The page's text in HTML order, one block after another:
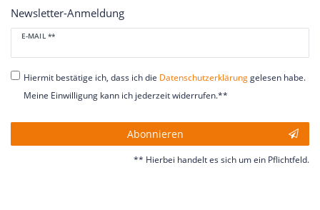
Newsletter-Anmeldung
E-MAIL **
Newsletter
Honig
Hiermit bestätige ich, dass ich die Daten­schutz­erklärunggelesen habe.
Meine Einwilligung kann ich jederzeit widerrufen.**
Abonnieren
** Hierbei handelt es sich um ein Pflichtfeld.